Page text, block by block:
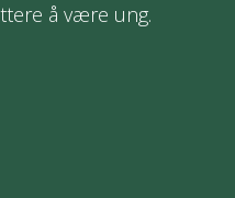
å være ung.